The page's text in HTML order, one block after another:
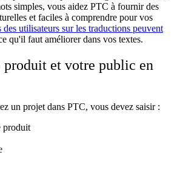
simples, vous aidez PTC à fournir des
et faciles à comprendre pour vos
des utilisateurs sur les traductions peuvent
qu'il faut améliorer dans vos textes.
et votre public en
un projet dans PTC, vous devez saisir :
produit